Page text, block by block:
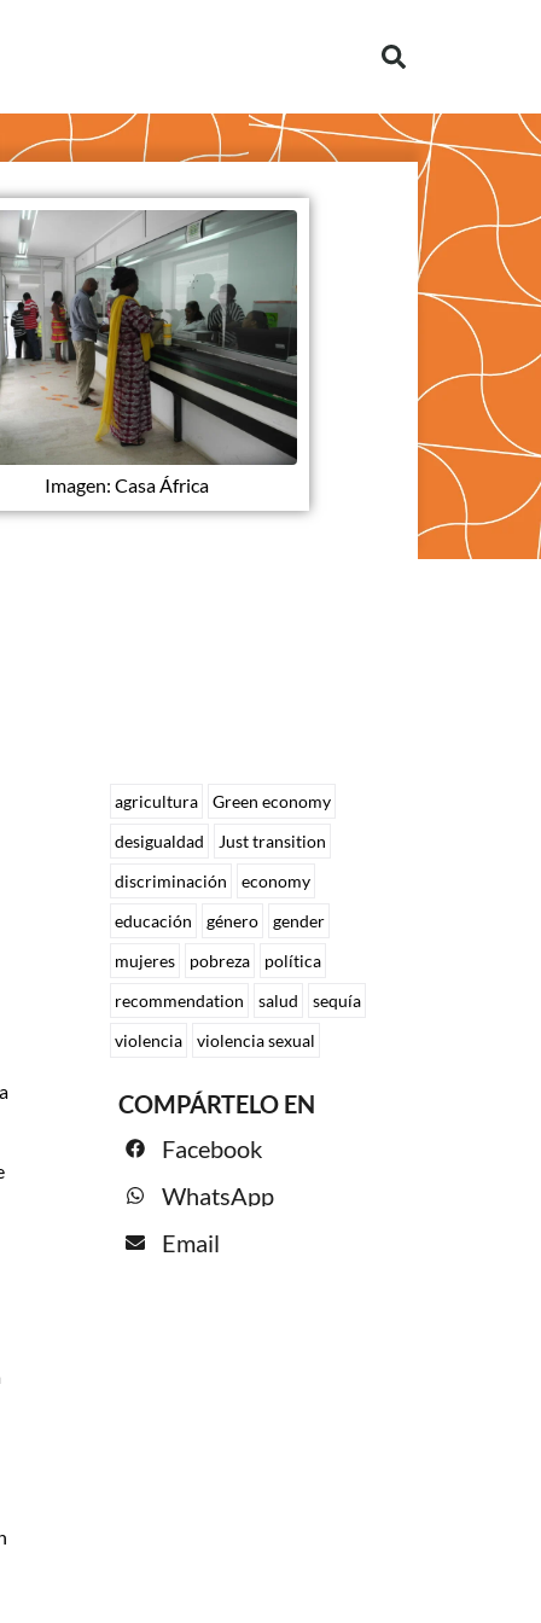
Imagen: Casa África
agricultura
Green economy
desigualdad
Just transition
discriminación
economy
educación
género
gender
mujeres
pobreza
política
recommendation
salud
sequía
violencia
violencia sexual
COMPÁRTELO EN
Facebook
WhatsApp
Email